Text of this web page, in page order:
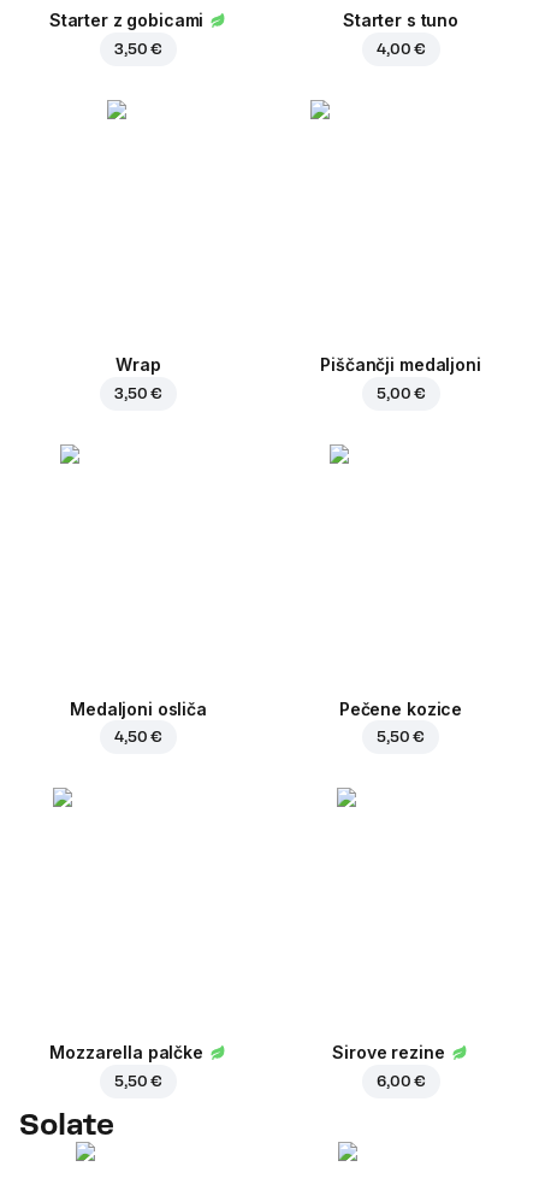
Starter z gobicami
3,50 €
Starter s tuno
4,00 €
Wrap
3,50 €
Piščančji medaljoni
5,00 €
Medaljoni osliča
4,50 €
Pečene kozice
5,50 €
Mozzarella palčke
5,50 €
Sirove rezine
6,00 €
Solate